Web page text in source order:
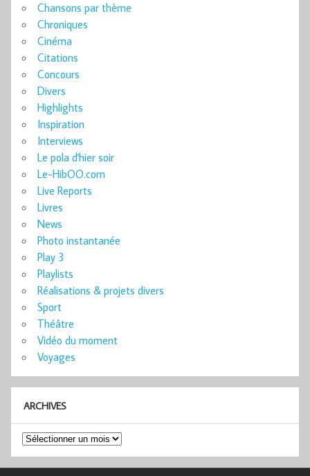
Chansons par thème
Chroniques
Cinéma
Citations
Concours
Divers
Highlights
Inspiration
Interviews
Le pola d'hier soir
Le-HibOO.com
Live Reports
Livres
News
Photo instantanée
Play 3
Playlists
Réalisations & projets divers
Sport
Théâtre
Vidéo du moment
Voyages
ARCHIVES
Archives